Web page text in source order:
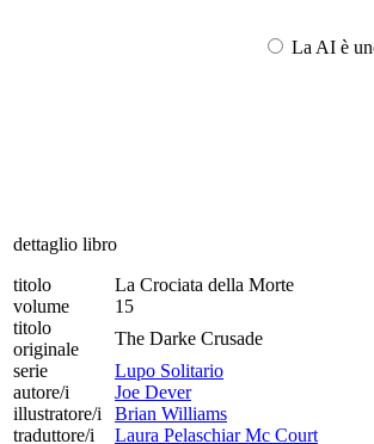
La AI è
dettaglio libro
titolo
La Crociata della Morte
volume
15
titolo
originale
The Darke Crusade
serie
Lupo Solitario
autore/i
Joe Dever
illustratore/i
Brian Williams
traduttore/i
Laura Pelaschiar Mc Court